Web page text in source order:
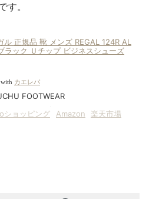
す。
ル 正規品 靴 メンズ REGAL 124R AL
ラック Ｕチップ ビジネスシューズ
with カエレバ
FOOTWEAR
ショッピング
Amazon 楽天市場